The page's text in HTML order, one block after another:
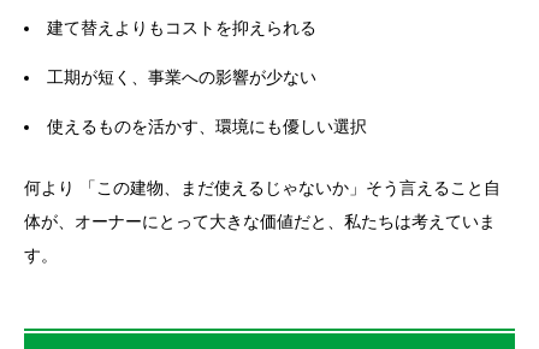
建て替えよりもコストを抑えられる
工期が短く、事業への影響が少ない
使えるものを活かす、環境にも優しい選択
何より 「この建物、まだ使えるじゃないか」そう言えること自
体が、オーナーにとって大きな価値だと、私たちは考えていま
す。